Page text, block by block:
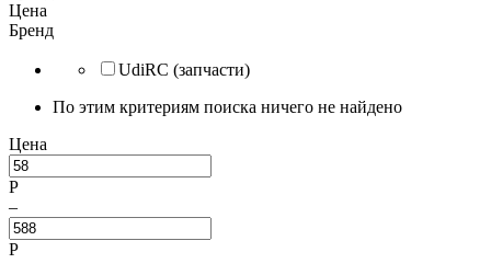
Цена
Бренд
UdiRC (запчасти)
По этим критериям поиска ничего не найдено
Цена
Р
–
Р